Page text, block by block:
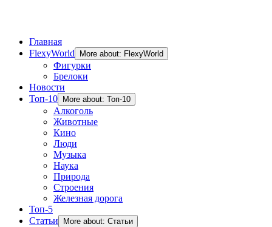
Главная
FlexyWorld
More about: FlexyWorld
Фигурки
Брелоки
Новости
Топ-10
More about: Топ-10
Алкоголь
Животные
Кино
Люди
Музыка
Наука
Природа
Строения
Железная дорога
Топ-5
Статьи
More about: Статьи